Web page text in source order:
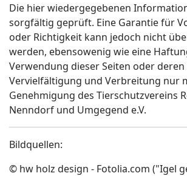
Die hier wiedergegebenen
sorgfältig geprüft. Eine Garantie für
oder Richtigkeit kann jedoch nicht
werden, ebensowenig wie eine
Verwendung dieser Seiten oder
Vervielfältigung und Verbreitung nur
Genehmigung des Tierschutzvereins
Nenndorf und Umgegend e.V.
Bildquellen:
© hw holz design - Fotolia.com ("Igel